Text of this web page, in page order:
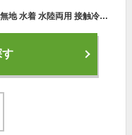
ラッシュガード地 メンズ トレンカ 日本製 無地 水着 水陸両用 接触冷感 ひんやり レギンス 紫外線対策 UVカット 日焼け防止 夏用 水泳 大きいサイズ 海水浴 ランニング 釣り サーフパンツ スパッツ 旅行 プール スイミング フィットネス ヨガ スポーツ アウトドア
す